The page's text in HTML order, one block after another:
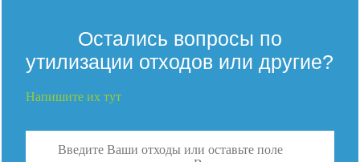
Остались вопросы по
утилизации отходов или другие?
Напишите их тут